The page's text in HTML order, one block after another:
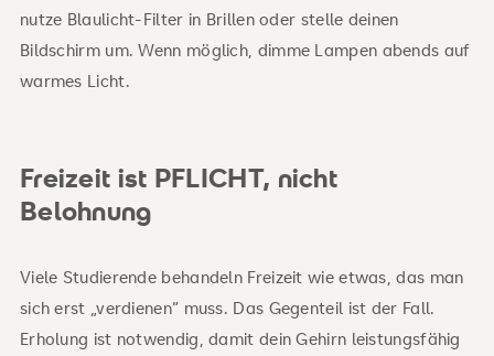
nutze Blaulicht-Filter in Brillen oder stelle deinen
Bildschirm um. Wenn möglich, dimme Lampen abends auf
warmes Licht.
Freizeit ist PFLICHT, nicht
Belohnung
Viele Studierende behandeln Freizeit wie etwas, das man
sich erst „verdienen“ muss. Das Gegenteil ist der Fall.
Erholung ist notwendig, damit dein Gehirn leistungsfähig